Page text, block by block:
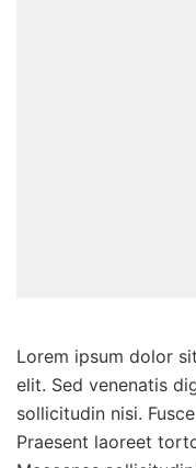
Lorem ipsum dolor
elit. Sed venenatis
sollicitudin nisi.
Praesent laoreet